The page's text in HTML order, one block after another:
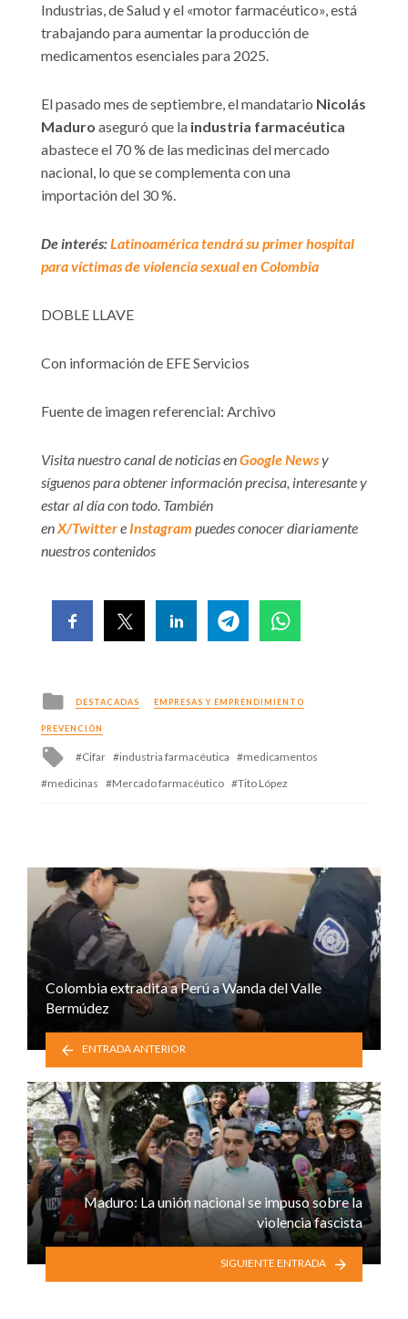
Industrias, de Salud y el «motor farmacéutico», está
trabajando para aumentar la producción de
medicamentos esenciales para 2025.
El pasado mes de septiembre, el mandatario Nicolás
Maduro aseguró que la industria farmacéutica
abastece el 70 % de las medicinas del mercado
nacional, lo que se complementa con una
importación del 30 %.
De interés:Latinoamérica tendrá su primer hospital
para víctimas de violencia sexual en Colombia
DOBLE LLAVE
Con información de EFE Servicios
Fuente de imagen referencial: Archivo
Visita nuestro canal de noticias enGoogle Newsy
síguenos para obtener información precisa, interesante y
estar al día con todo. También
enX/Twittere Instagram puedes conocer diariamente
nuestros contenidos
Posted
in
DESTACADAS EMPRESAS Y EMPRENDIMIENTO
PREVENCIÓN
Tagged
Cifar industria farmacéutica
medicamentos
medicinas
Mercado farmacéutico Tito López
Colombia extradita a Perú a Wanda del Valle
Bermúdez
ENTRADA ANTERIOR
Maduro: La unión nacional se impuso sobre la
violencia fascista
SIGUIENTE ENTRADA